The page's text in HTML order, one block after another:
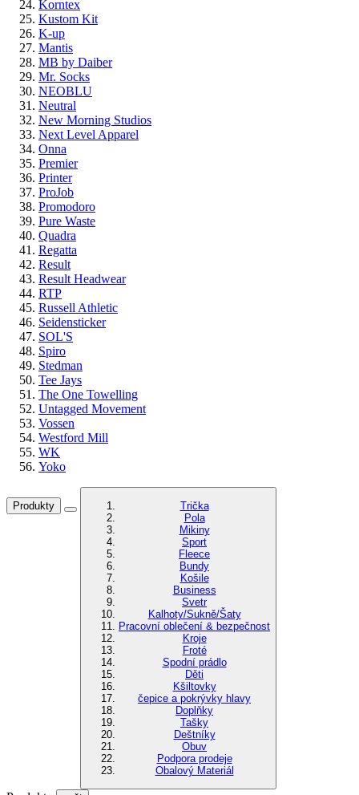
Korntex
Kustom Kit
K-up
Mantis
MB by Daiber
Mr. Socks
NEOBLU
Neutral
New Morning Studios
Next Level Apparel
Onna
Premier
Printer
ProJob
Promodoro
Pure Waste
Quadra
Regatta
Result
Result Headwear
RTP
Russell Athletic
Seidensticker
SOL'S
Spiro
Stedman
Tee Jays
The One Towelling
Untagged Movement
Vossen
Westford Mill
WK
Yoko
Produkty
Trička
Pola
Mikiny
Sport
Fleece
Bundy
Košile
Business
Svetr
Kalhoty/Sukně/Šaty
Pracovní oblečení & bezpečnost
Kroje
Froté
Spodní prádlo
Děti
Kšiltovky
čepice a pokrývky hlavy
Doplňky
Tašky
Deštníky
Obuv
Podpora prodeje
Obalový Materiál